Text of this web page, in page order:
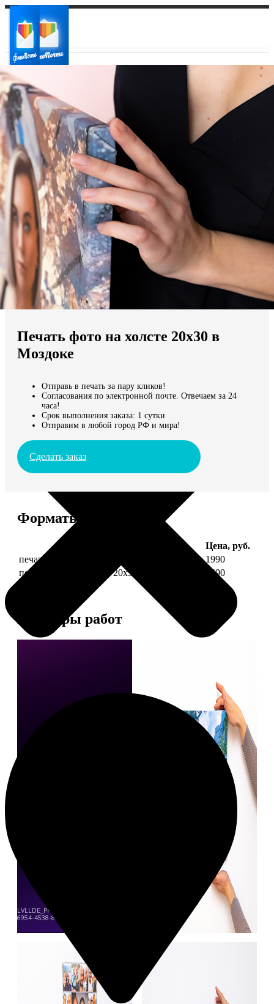
Ваш город:
Ваш регион доставки
Выберите из списка:
Мы доставляем по всему миру
Продолжить без города
Печать фото на холсте 20х30 в
Моздоке
Отправь в печать за пару кликов!
Согласования по электронной почте. Отвечаем за 24
часа!
Срок выполнения заказа: 1 сутки
Отправим в любой город РФ и мира!
Сделать заказ
Форматы и цены
Цена, руб.
печать фото на холсте 20х30 на подрамнике 1990
печать фото на холсте 20х30 в раме
4490
Примеры работ